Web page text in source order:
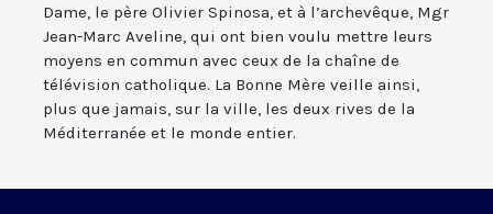
Dame, le père Olivier Spinosa, et à l’archevêque, Mgr
Jean-Marc Aveline, qui ont bien voulu mettre leurs
moyens en commun avec ceux de la chaîne de
télévision catholique. La Bonne Mère veille ainsi,
plus que jamais, sur la ville, les deux rives de la
Méditerranée et le monde entier.